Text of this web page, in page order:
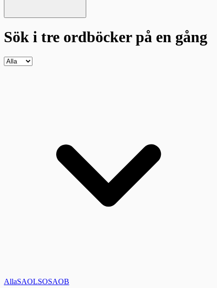
Sök i tre ordböckerpå en gång
AllaSAOLSOSAOB